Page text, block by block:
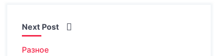
Next Post
Разное